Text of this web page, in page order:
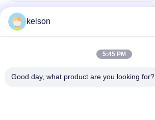
주소
kelson
5:45 PM
Good day, what product are you looking for?